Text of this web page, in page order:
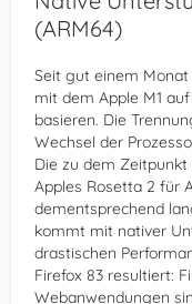
(ARM64)
Seit gut einem
mit dem Apple M1
basieren. Die
Wechsel der
Die zu dem
Apples Rosetta 2 für
dementsprechend
kommt mit nativer
drastischen
Firefox 83 resultiert:
Webanwendungen